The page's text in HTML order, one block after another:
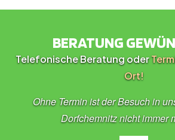
BERATUNG
Telefonische Beratung oder
Ort!
Ohne Termin ist der Besuch in
Dorfchemnitz nicht immer